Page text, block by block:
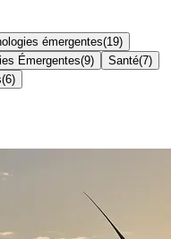
émergentes(19)
Émergentes(9) Santé(7)
(6)